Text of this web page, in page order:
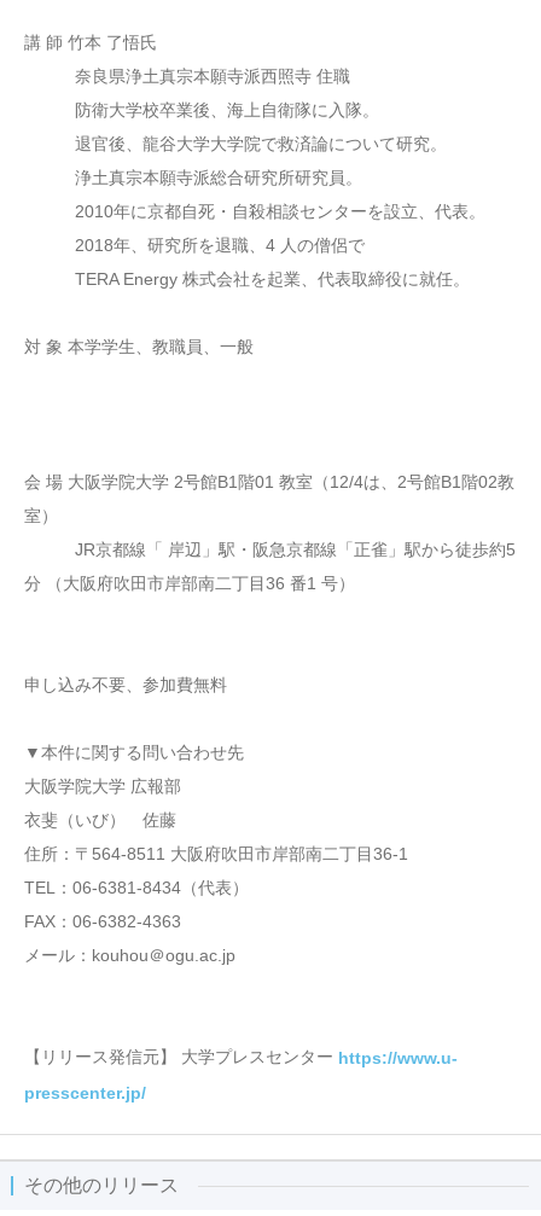
講 師 竹本 了悟氏
奈良県浄土真宗本願寺派西照寺 住職
防衛大学校卒業後、海上自衛隊に入隊。
退官後、龍谷大学大学院で救済論について研究。
浄土真宗本願寺派総合研究所研究員。
2010年に京都自死・自殺相談センターを設立、代表。
2018年、研究所を退職、4 人の僧侶で
TERA Energy 株式会社を起業、代表取締役に就任。
対 象 本学学生、教職員、一般
会 場 大阪学院大学 2号館B1階01 教室（12/4は、2号館B1階02教
室）
JR京都線「 岸辺」駅・阪急京都線「正雀」駅から徒歩約5
分 （大阪府吹田市岸部南二丁目36 番1 号）
申し込み不要、参加費無料
▼本件に関する問い合わせ先
大阪学院大学 広報部
衣斐（いび） 佐藤
住所：〒564-8511 大阪府吹田市岸部南二丁目36-1
TEL：06-6381-8434（代表）
FAX：06-6382-4363
メール：kouhou＠ogu.ac.jp
【リリース発信元】 大学プレスセンター https://www.u-
presscenter.jp/
その他のリリース